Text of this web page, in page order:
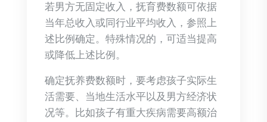
若男方无固定收入，抚育费数额可依据
当年总收入或同行业平均收入，参照上
述比例确定。特殊情况的，可适当提高
或降低上述比例。
确定抚养费数额时，要考虑孩子实际生
活需要、当地生活水平以及男方经济状
况等。比如孩子有重大疾病需要高额治